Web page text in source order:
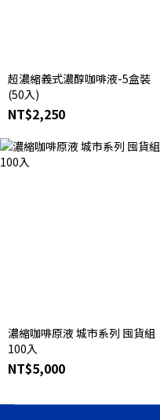
超濃縮義式濃醇咖啡液-5盒裝
(50入)
NT$2,250
濃縮咖啡原液 城市系列 囤貨組
100入
NT$5,000